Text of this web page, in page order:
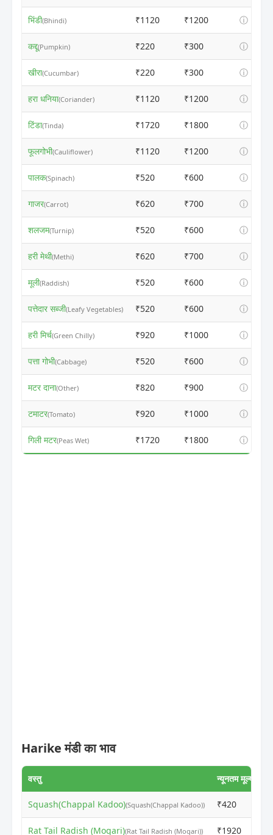
भिंडी(Bhindi) ₹1120 ₹1200 ⓘ
कद्दू(Pumpkin) ₹220 ₹300 ⓘ
खीरा(Cucumbar) ₹220 ₹300 ⓘ
हरा धनिया(Coriander) ₹1120 ₹1200 ⓘ
टिंडा(Tinda) ₹1720 ₹1800 ⓘ
फूलगोभी(Cauliflower) ₹1120 ₹1200 ⓘ
पालक(Spinach) ₹520 ₹600 ⓘ
गाजर(Carrot) ₹620 ₹700 ⓘ
शलजम(Turnip) ₹520 ₹600 ⓘ
हरी मेथी(Methi) ₹620 ₹700 ⓘ
मूली(Raddish) ₹520 ₹600 ⓘ
पत्तेदार सब्जी(Leafy Vegetables) ₹520 ₹600 ⓘ
हरी मिर्च(Green Chilly) ₹920 ₹1000 ⓘ
पत्ता गोभी(Cabbage) ₹520 ₹600 ⓘ
मटर दाना(Other) ₹820 ₹900 ⓘ
टमाटर(Tomato) ₹920 ₹1000 ⓘ
गिली मटर(Peas Wet) ₹1720 ₹1800 ⓘ
Harike मंडी का भाव
वस्तु न्यूनतम मूल्य
Squash(Chappal Kadoo)(Squash(Chappal Kadoo)) ₹420
Rat Tail Radish (Mogari)(Rat Tail Radish (Mogari)) ₹1920